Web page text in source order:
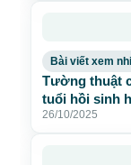
Bài viết xem
Tường thuật
tuổi hồi sinh
26/10/2025